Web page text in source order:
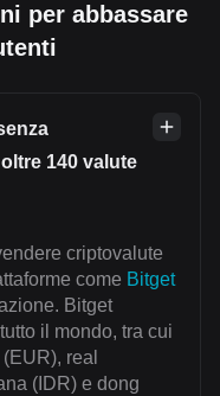
per abbassare
140 valute
criptovalute
come Bitget
Bitget
il mondo, tra cui
real
(IDR) e dong